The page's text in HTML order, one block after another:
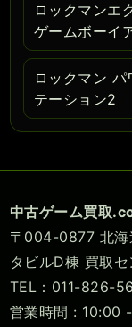
ロックマンエ
ゲームボーイ
ロックマン
テーション2
中古ゲーム買取
〒004-0877 北海
タビルD棟 買取セ
TEL：011-826-
営業時間 : 10:00 -